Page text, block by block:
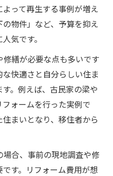
って再生する事例が増え
物件」など、予算を抑え
気です。
繕が必要な点も多いです
快適さと自分らしい住ま
。例えば、古民家の梁や
ォームを行った実例で
まいとなり、移住者から
合、事前の現地調査や修
す。リフォーム費用が想